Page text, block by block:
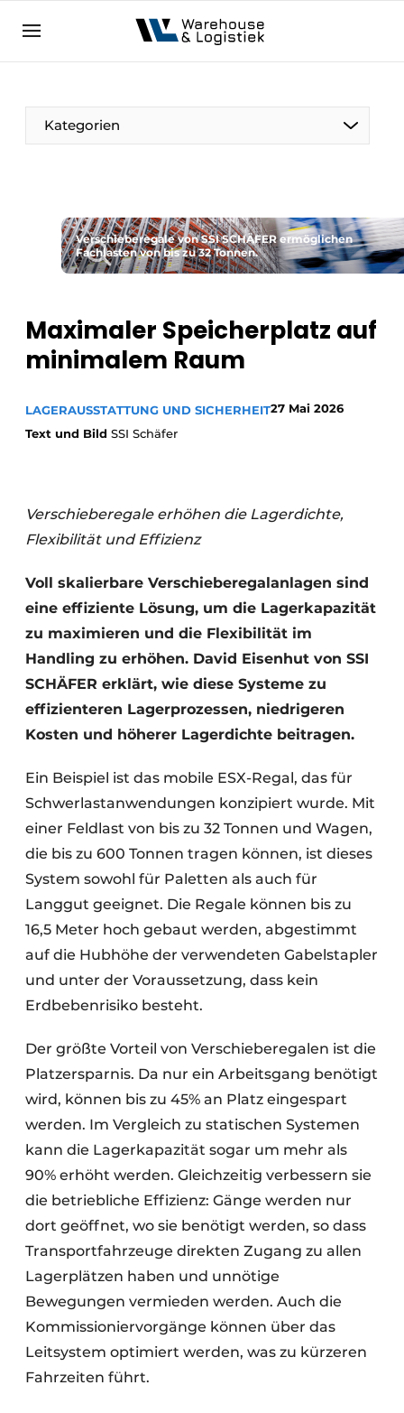
NL EN
Kategorien
Verschieberegale von SSI SCHÄFER ermöglichen
Fachlasten von bis zu 32 Tonnen.
Maximaler Speicherplatz auf
minimalem Raum
LAGERAUSSTATTUNG UND SICHERHEIT27 Mai 2026
Text und Bild SSI Schäfer
Verschieberegale erhöhen die Lagerdichte,
Flexibilität und Effizienz
Voll skalierbare Verschieberegalanlagen sind
eine effiziente Lösung, um die Lagerkapazität
zu maximieren und die Flexibilität im
Handling zu erhöhen. David Eisenhut von SSI
SCHÄFER erklärt, wie diese Systeme zu
effizienteren Lagerprozessen, niedrigeren
Kosten und höherer Lagerdichte beitragen.
Ein Beispiel ist das mobile ESX-Regal, das für
Schwerlastanwendungen konzipiert wurde. Mit
einer Feldlast von bis zu 32 Tonnen und Wagen,
die bis zu 600 Tonnen tragen können, ist dieses
System sowohl für Paletten als auch für
Langgut geeignet. Die Regale können bis zu
16,5 Meter hoch gebaut werden, abgestimmt
auf die Hubhöhe der verwendeten Gabelstapler
und unter der Voraussetzung, dass kein
Erdbebenrisiko besteht.
Der größte Vorteil von Verschieberegalen ist die
Platzersparnis. Da nur ein Arbeitsgang benötigt
wird, können bis zu 45% an Platz eingespart
werden. Im Vergleich zu statischen Systemen
kann die Lagerkapazität sogar um mehr als
90% erhöht werden. Gleichzeitig verbessern sie
die betriebliche Effizienz: Gänge werden nur
dort geöffnet, wo sie benötigt werden, so dass
Transportfahrzeuge direkten Zugang zu allen
Lagerplätzen haben und unnötige
Bewegungen vermieden werden. Auch die
Kommissioniervorgänge können über das
Leitsystem optimiert werden, was zu kürzeren
Fahrzeiten führt.